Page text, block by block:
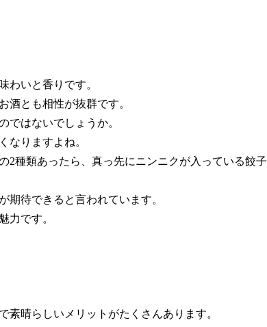
わいと香りです。
酒とも相性が抜群です。
ではないでしょうか。
なりますよね。
2種類あったら、真っ先にニンニクが入っている餃子
期待できると言われています。
力です。
晴らしいメリットがたくさんあります。